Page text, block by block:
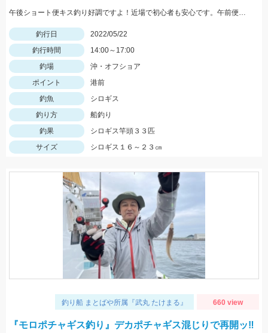
午後ショート便キス釣り好調ですよ！近場で初心者も安心です。午前便ではイサキ釣りへ出船中！
釣行日
2022/05/22
釣行時間
14:00～17:00
釣場
沖・オフショア
ポイント
港前
釣魚
シロギス
釣り方
船釣り
釣果
シロギス竿頭３３匹
サイズ
シロギス１６～２３㎝
釣り船 まとばや所属『武丸 たけまる』 660 view
『モロポチャギス釣り』デカポチャギス混じりで再開ッ‼︎